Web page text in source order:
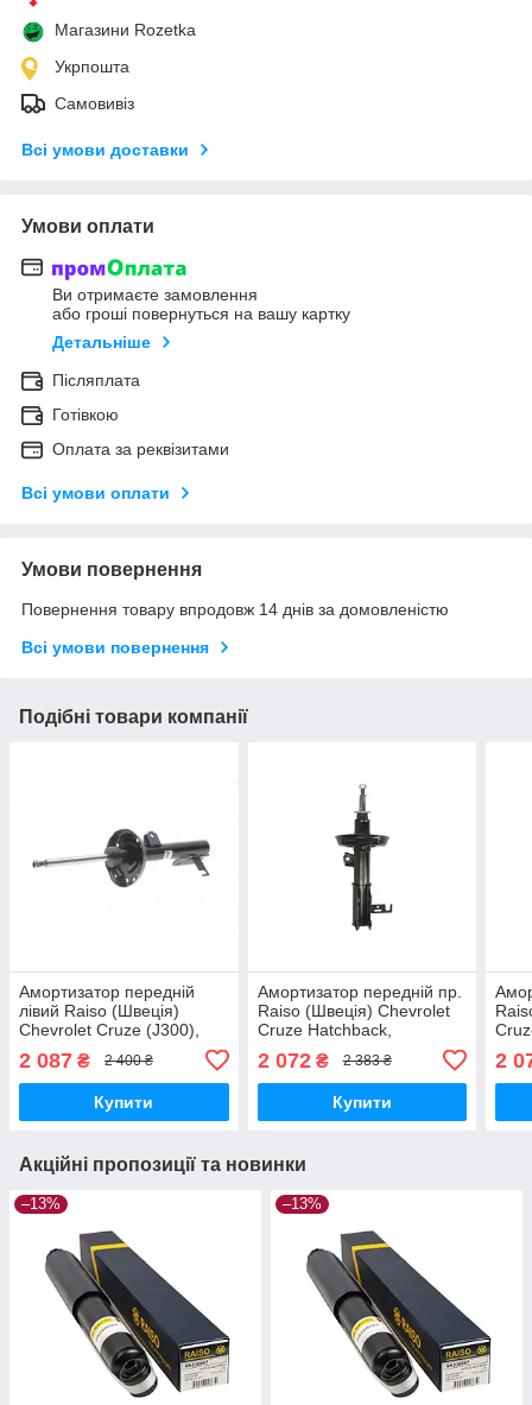
Магазини Rozetka
Укрпошта
Самовивіз
Всі умови доставки
Умови оплати
Ви отримаєте замовлення
або гроші повернуться на вашу картку
Детальніше
Післяплата
Готівкою
Оплата за реквізитами
Всі умови оплати
Умови повернення
Повернення товару впродовж 14 днів за домовленістю
Всі умови повернення
Подібні товари компанії
Амортизатор передній
лівий Raiso (Швеція)
Chevrolet Cruze (J300),
#RS317586 UANDSQS17
2 087 ₴ 2 400 ₴
Купити
Амортизатор передній пр.
Raiso (Швеція) Chevrolet
Cruze Hatchback,
#ST472315 UAUGLON17
2 072₴ 2 383 ₴
Купити
2
Акційні пропозиції та новинки
–13% –13%